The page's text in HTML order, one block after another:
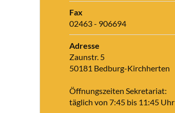
Fax
02463 - 906694
Adresse
Zaunstr. 5
50181 Bedburg-Kirchherten
Öffnungszeiten Sekretariat:
täglich von 7:45 bis 11:45 Uhr